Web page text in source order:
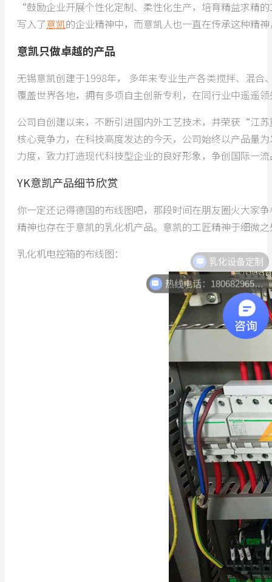
“鼓励企业开展个性化定制、柔性化生产，培育精益求精
写入了意凯的企业精神中，而意凯人也一直在传承这种精
意凯只做卓越的产品
无锡意凯创建于1998年， 多年来专业生产各类搅拌、混
覆盖世界各地，拥有多项自主创新专利，在同行业中遥遥
公司自创建以来，不断引进国内外工艺技术，并荣获“
核心竞争力，在科技高度发达的今天，公司始终以产品量
力度，致力打造现代科技型企业的良好形象，争创国际一
YK意凯产品细节欣赏
你一定还记得德国的布线图吧，那段时间在朋友圈火大家
精神也存在于意凯的乳化机产品。意凯的工匠精神于细微
乳化机电控箱的布线图：
乳化设备定制
热线电话：18068296512